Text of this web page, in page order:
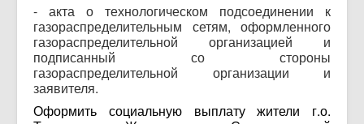
- акта о технологическом подсоединении к
газораспределительным сетям, оформленного
газораспределительной организацией и
подписанный со стороны
газораспределительной организации и
заявителя.
Оформить социальную выплату жители г.о.